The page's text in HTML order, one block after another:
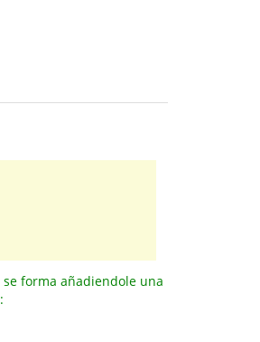
forma añadiendole una